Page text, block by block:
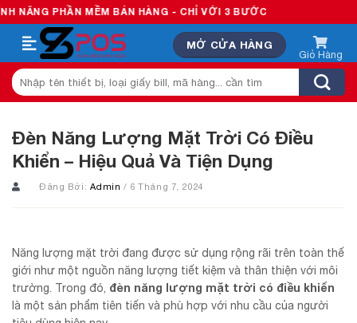
Skip
to
content
MỀM BÁN HÀNG - CHỈ VỚI 3 BƯỚC
MỞ CỬA HÀNG
Tìm
kiếm:
Đèn Năng Lượng Mặt Trời Có Điều
Khiển – Hiệu Quả Và Tiện Dụng
Đăng Bởi: Admin/ 6 Tháng 7, 2024
Năng lượng mặt trời đang được sử dụng rộng rãi trên toàn thế
giới như một nguồn năng lượng tiết kiệm và thân thiện với môi
trường. Trong đó, đèn năng lượng mặt trời có điều khiển
là một sản phẩm tiên tiến và phù hợp với nhu cầu của người